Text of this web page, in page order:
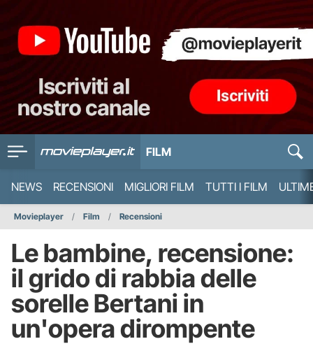
FILM
NEWS RECENSIONI MIGLIORI FILM TUTTI I FILM
Movieplayer Film Recensioni
Le bambine, recensione:
il grido di rabbia delle
sorelle Bertani in
un'opera dirompente